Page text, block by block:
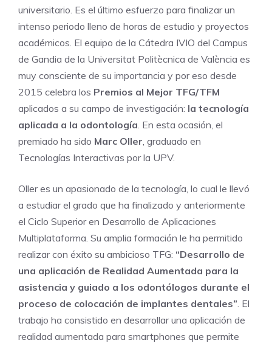
universitario. Es el último esfuerzo para finalizar un
intenso periodo lleno de horas de estudio y proyectos
académicos. El equipo de la Cátedra IVIO del Campus
de Gandia de la Universitat Politècnica de València es
muy consciente de su importancia y por eso desde
2015 celebra los Premios al Mejor TFG/TFM
aplicados a su campo de investigación: la tecnología
aplicada a la odontología . En esta ocasión, el
premiado ha sido Marc Oller , graduado en
Tecnologías Interactivas por la UPV.
Oller es un apasionado de la tecnología, lo cual le llevó
a estudiar el grado que ha finalizado y anteriormente
el Ciclo Superior en Desarrollo de Aplicaciones
Multiplataforma. Su amplia formación le ha permitido
realizar con éxito su ambicioso TFG: “Desarrollo de
una aplicación de Realidad Aumentada para la
asistencia y guiado a los odontólogos durante el
proceso de colocación de implantes dentales” . El
trabajo ha consistido en desarrollar una aplicación de
realidad aumentada para smartphones que permite